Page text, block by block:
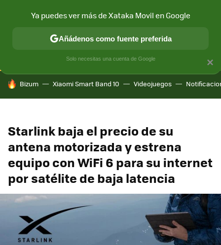
CONECTIVIDAD MÓVIL Y SOCIEDAD APLICACIONES
HOY SE HABLA DE
Bizum Xiaomi Smart Band 10 Videojuegos
Starlink baja el precio de su
antena motorizada y estrena
equipo con WiFi 6 para su internet
por satélite de baja latencia
×
Ya puedes ver más de Xataka Movil en Google
Añádenos como fuente preferida
Solo necesitas una cuenta de Google